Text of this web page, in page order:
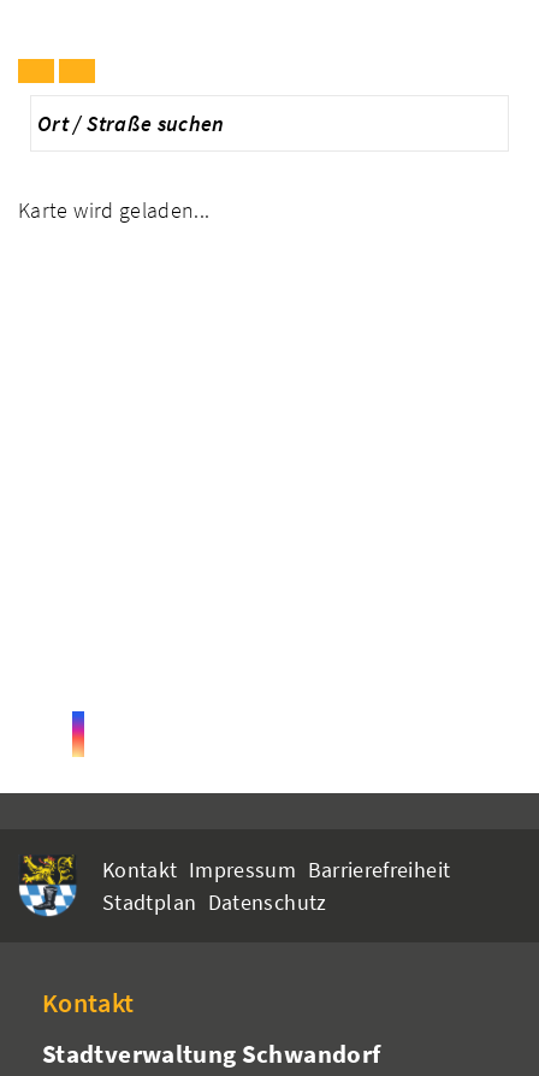
Karte wird geladen...
Kontakt Impressum Barrierefreiheit
Stadtplan Datenschutz
Kontakt
Stadtverwaltung Schwandorf